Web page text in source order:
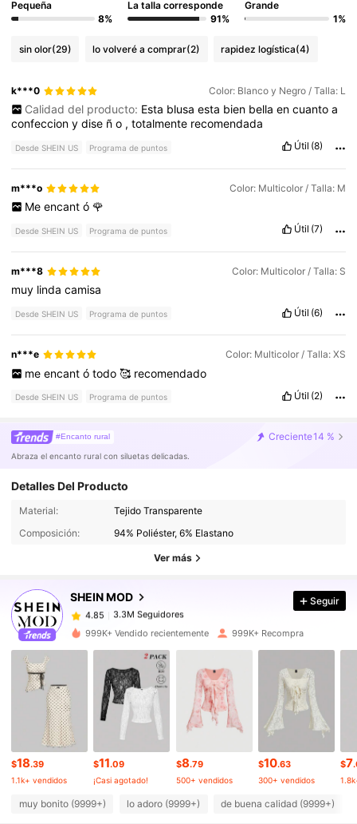
Pequeña
8%
La talla corresponde
91%
Grande
1%
sin olor(29) lo volveré a comprar(2) rapidez logística(4)
k***0 Color: Blanco y Negro / Talla: L
Calidad del producto: Esta blusa esta bien bella en cuanto a
confeccionydise ño ,totalmente recomendada
Desde SHEIN US Programa de puntos Útil (8)
m***o Color: Multicolor / Talla: M
Me encant ó 🌹
Desde SHEIN US Programa de puntos Útil (7)
m***8 Color: Multicolor / Talla: S
muy lindacamisa
Desde SHEIN US Programa de puntos Útil (6)
n***e Color: Multicolor / Talla: XS
me encant ó todo 🥰 recomendado
Desde SHEIN US Programa de puntos Útil (2)
#Encanto rural Creciente14 %
Abraza el encanto rural con siluetas delicadas.
Detalles Del Producto
Material:
Tejido Transparente
Composición:
94% Poliéster, 6% Elastano
Ver más
SHEIN MOD
3.3M Seguidores
4.85
3.3M Seguidores
a***0 pagó Hace 1 día
4.85 3.3M Seguidores
4.85 3.3M Seguidores
4.85 3.3M Seguidores
4.85 3.3M Seguidores
Seguir
999K+ Vendido recientemente 999K+ Recompra
$18.39
1.1k+ vendidos
$11.09
¡Casi agotado!
$8.79
500+ vendidos
$10.63
300+ vendidos
$7
muy bonito (9999+) lo adoro (9999+) de buena calidad (9999+)